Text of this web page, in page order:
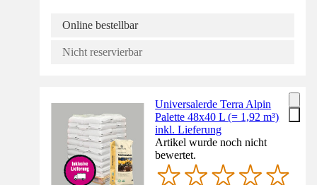
Online bestellbar
Nicht reservierbar
Universalerde Terra Alpin
Palette 48x40 L (= 1,92 m³)
inkl. Lieferung
Artikel wurde noch nicht
bewertet.